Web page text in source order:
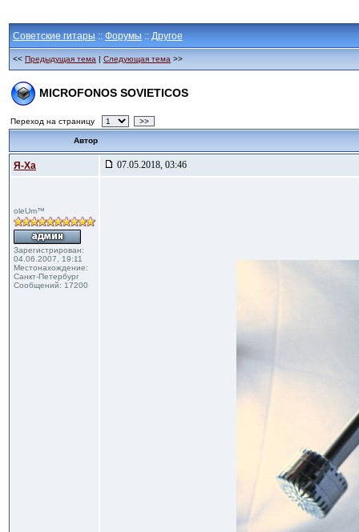
Советские гитары :: Форумы :: Другое
<< Предыдущая тема | Следующая тема >>
MICROFONOS SOVIETICOS
Переход на страницу >>
Автор
Я-Ха 07.05.2018, 03:46
oleUm™
Зарегистрирован:
04.06.2007, 19:11
Местонахождение:
Санкт-Петербург
Сообщений: 17200